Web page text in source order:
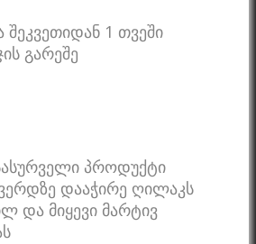
შეკვეთიდან 1 თვეში
გარეშე
პროდუქტი
დააჭირე ღილაკს
და მიყევი მარტივ